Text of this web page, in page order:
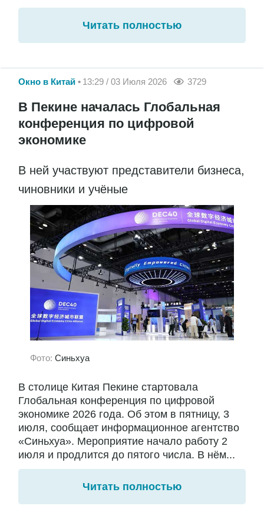
Читать полностью
Окно в Китай 13:29 / 03 Июля 2026 3729
В Пекине началась Глобальная
конференция по цифровой
экономике
В ней участвуют представители бизнеса,
чиновники и учёные
Фото: Синьхуа
В столице Китая Пекине стартовала
Глобальная конференция по цифровой
экономике 2026 года. Об этом в пятницу, 3
июля, сообщает информационное агентство
«Синьхуа». Мероприятие начало работу 2
июля и продлится до пятого числа. В нём...
Читать полностью